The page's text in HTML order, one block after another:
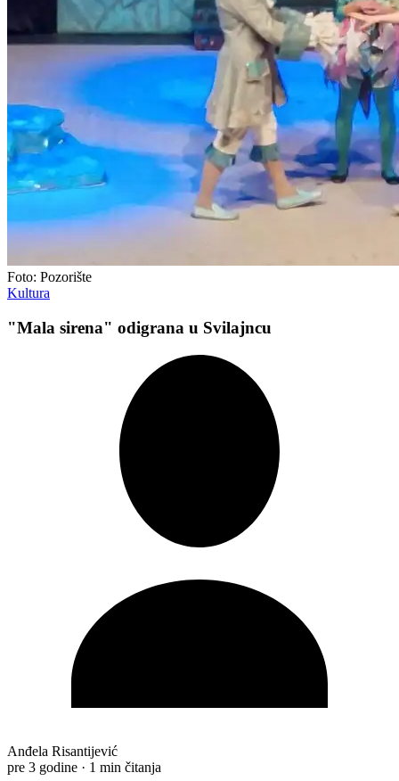
Foto: Pozorište
Kultura
"Mala sirena" odigrana u Svilajncu
Anđela Risantijević
pre 3 godine · 1 min čitanja